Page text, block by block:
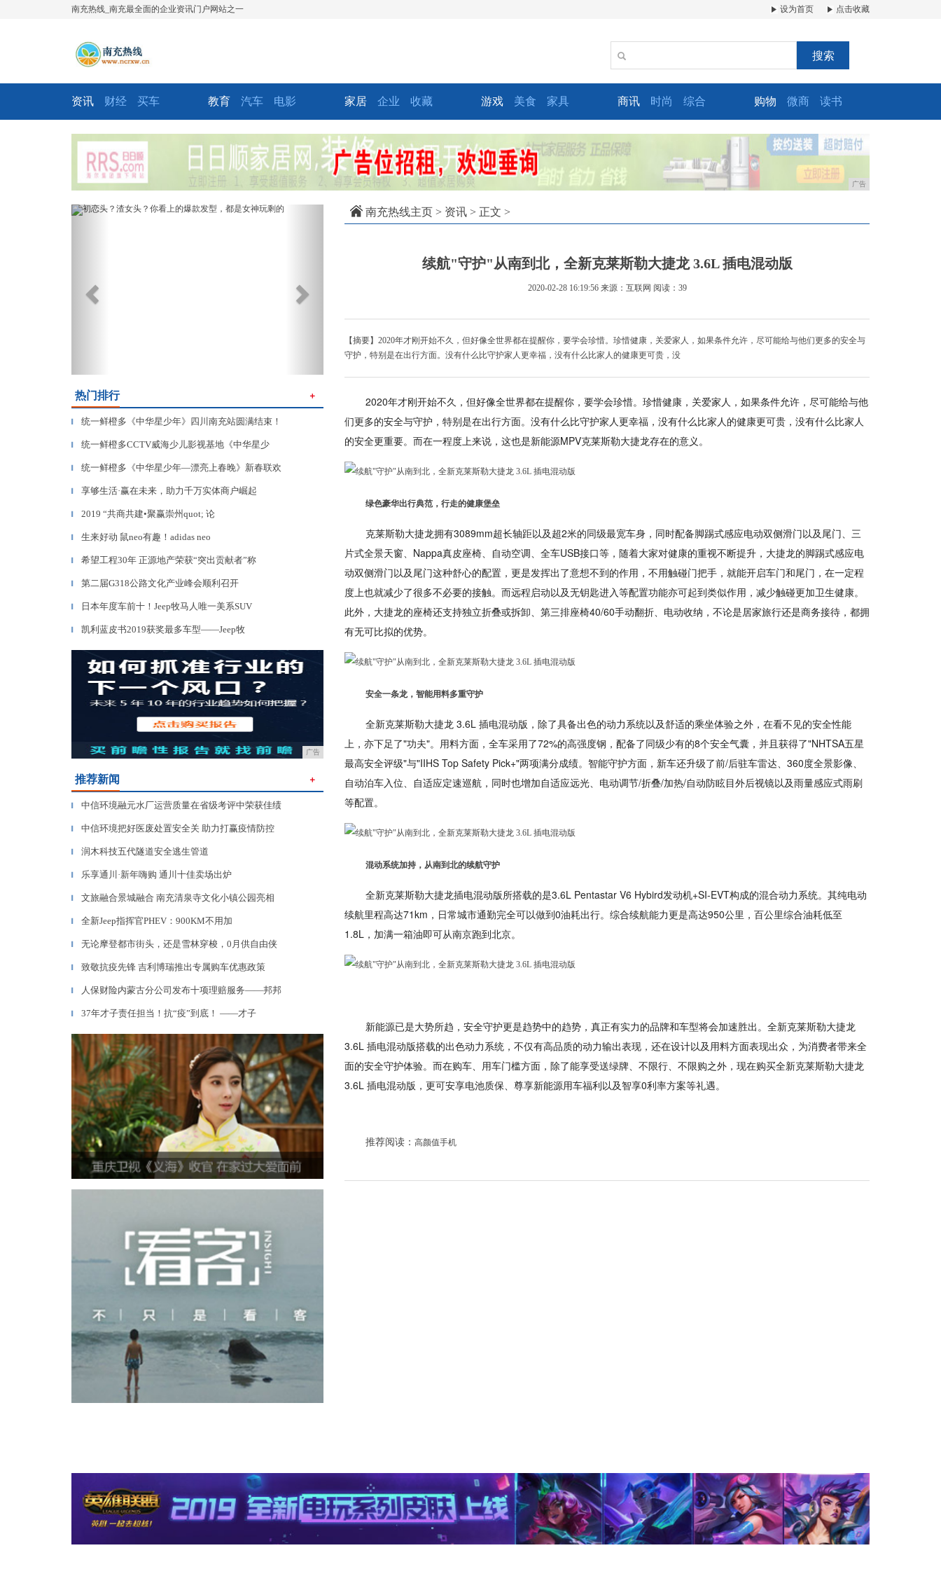
南充热线_南充最全面的企业资讯门户网站之一 设为首页 点击收藏
搜索
资讯 财经 买车 教育 汽车 电影 家居 企业 收藏 游戏 美食 家具 商讯 时尚 综合 购物 微商 读书
广告
Previous
热门排行 ＋
▎ 统一鲜橙多《中华星少年》四川南充站圆满结束！
▎ 统一鲜橙多CCTV威海少儿影视基地《中华星少
▎ 统一鲜橙多《中华星少年—漂亮上春晚》新春联欢
▎ 享够生活·赢在未来，助力千万实体商户崛起
▎ 2019 “共商共建•聚赢崇州quot; 论
▎ 生来好动 鼠neo有趣！adidas neo
▎ 希望工程30年 正源地产荣获“突出贡献者”称
▎ 第二届G318公路文化产业峰会顺利召开
▎ 日本年度车前十！Jeep牧马人唯一美系SUV
▎ 凯利蓝皮书2019获奖最多车型——Jeep牧
广告
推荐新闻 ＋
▎ 中信环境融元水厂运营质量在省级考评中荣获佳绩
▎ 中信环境把好医废处置安全关 助力打赢疫情防控
▎ 润木科技五代隧道安全逃生管道
▎ 乐享通川·新年嗨购 通川十佳卖场出炉
▎ 文旅融合景城融合 南充清泉寺文化小镇公园亮相
▎ 全新Jeep指挥官PHEV：900KM不用加
▎ 无论摩登都市街头，还是雪林穿梭，0月供自由侠
▎ 致敬抗疫先锋 吉利博瑞推出专属购车优惠政策
▎ 人保财险内蒙古分公司发布十项理赔服务——邦邦
▎ 37年才子责任担当！抗“疫”到底！ ——才子
南充热线主页 > 资讯 > 正文 >
续航"守护"从南到北，全新克莱斯勒大捷龙 3.6L 插电混动版
2020-02-28 16:19:56 来源：互联网 阅读：39
【摘要】2020年才刚开始不久，但好像全世界都在提醒你，要学会珍惜。珍惜健康，关爱家人，如果条件允许，尽可能给与他们更多的安全与
守护，特别是在出行方面。没有什么比守护家人更幸福，没有什么比家人的健康更可贵，没
2020年才刚开始不久，但好像全世界都在提醒你，要学会珍惜。珍惜健康，关爱家人，如果条件允许，尽可能给与他
们更多的安全与守护，特别是在出行方面。没有什么比守护家人更幸福，没有什么比家人的健康更可贵，没有什么比家人
的安全更重要。而在一程度上来说，这也是新能源MPV克莱斯勒大捷龙存在的意义。
绿色豪华出行典范，行走的健康堡垒
克莱斯勒大捷龙拥有3089mm超长轴距以及超2米的同级最宽车身，同时配备脚踢式感应电动双侧滑门以及尾门、三
片式全景天窗、Nappa真皮座椅、自动空调、全车USB接口等，随着大家对健康的重视不断提升，大捷龙的脚踢式感应电
动双侧滑门以及尾门这种舒心的配置，更是发挥出了意想不到的作用，不用触碰门把手，就能开启车门和尾门，在一定程
度上也就减少了很多不必要的接触。而远程启动以及无钥匙进入等配置功能亦可起到类似作用，减少触碰更加卫生健康。
此外，大捷龙的座椅还支持独立折叠或拆卸、第三排座椅40/60手动翻折、电动收纳，不论是居家旅行还是商务接待，都拥
有无可比拟的优势。
安全一条龙，智能用料多重守护
全新克莱斯勒大捷龙 3.6L 插电混动版，除了具备出色的动力系统以及舒适的乘坐体验之外，在看不见的安全性能
上，亦下足了"功夫"。用料方面，全车采用了72%的高强度钢，配备了同级少有的8个安全气囊，并且获得了"NHTSA五星
最高安全评级"与"IIHS Top Safety Pick+"两项满分成绩。智能守护方面，新车还升级了前/后驻车雷达、360度全景影像、
自动泊车入位、自适应定速巡航，同时也增加自适应远光、电动调节/折叠/加热/自动防眩目外后视镜以及雨量感应式雨刷
等配置。
混动系统加持，从南到北的续航守护
全新克莱斯勒大捷龙插电混动版所搭载的是3.6L Pentastar V6 Hybird发动机+SI-EVT构成的混合动力系统。其纯电动
续航里程高达71km，日常城市通勤完全可以做到0油耗出行。综合续航能力更是高达950公里，百公里综合油耗低至
1.8L，加满一箱油即可从南京跑到北京。
新能源已是大势所趋，安全守护更是趋势中的趋势，真正有实力的品牌和车型将会加速胜出。全新克莱斯勒大捷龙
3.6L 插电混动版搭载的出色动力系统，不仅有高品质的动力输出表现，还在设计以及用料方面表现出众，为消费者带来全
面的安全守护体验。而在购车、用车门槛方面，除了能享受送绿牌、不限行、不限购之外，现在购买全新克莱斯勒大捷龙
3.6L 插电混动版，更可安享电池质保、尊享新能源用车福利以及智享0利率方案等礼遇。
推荐阅读： 高颜值手机